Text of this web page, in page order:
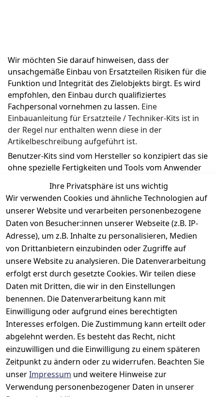
Wir möchten Sie darauf hinweisen, dass der
unsachgemäße Einbau von Ersatzteilen Risiken für die
Funktion und Integrität des Zielobjekts birgt. Es wird
empfohlen, den Einbau durch qualifiziertes
Fachpersonal vornehmen zu lassen. Eine
Einbauanleitung für Ersatzteile / Techniker-Kits ist in
der Regel nur enthalten wenn diese in der
Artikelbeschreibung aufgeführt ist.
Benutzer-Kits sind vom Hersteller so konzipiert das sie
ohne spezielle Fertigkeiten und Tools vom Anwender
Ihre Privatsphäre ist uns wichtig
Wir verwenden Cookies und ähnliche Technologien auf
unserer Website und verarbeiten personenbezogene
Daten von Besucher:innen unserer Webseite (z.B. IP-
Adresse), um z.B. Inhalte zu personalisieren, Medien
von Drittanbietern einzubinden oder Zugriffe auf
unsere Website zu analysieren. Die Datenverarbeitung
erfolgt erst durch gesetzte Cookies. Wir teilen diese
Daten mit Dritten, die wir in den Einstellungen
benennen. Die Datenverarbeitung kann mit
Einwilligung oder aufgrund eines berechtigten
Interesses erfolgen. Die Zustimmung kann erteilt oder
abgelehnt werden. Es besteht das Recht, nicht
einzuwilligen und die Einwilligung zu einem späteren
Zeitpunkt zu ändern oder zu widerrufen. Beachten Sie
unserImpressum und weitere Hinweise zur
Verwendung personenbezogener Daten in unserer
Rechtliches
AGB
Datenschutze
Barrierefreihe
itserklärung
Widerrufsbele
hrung
Retoureninfo
Vertrag
Kontakt
Prilux Print
Solutions
Wilhem-
Leuschner-Str.
19
D-63322
Rödermark
Tel.: 06074
Email:
info@prilux-
Support
Hersteller
Druckqualität
Wartungskit
Roller-
Diagramm
Ersatzteile
aus eigenen
Lagerbestand
Zahlung
und
Versand
Versandpausc
hale 5,95